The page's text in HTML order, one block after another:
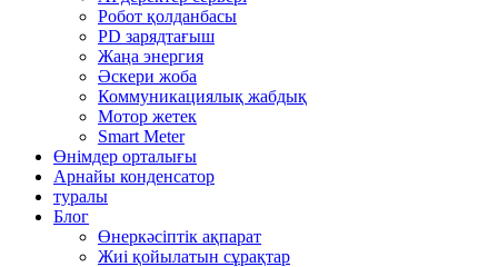
Робот қолданбасы
PD зарядтағыш
Жаңа энергия
Әскери жоба
Коммуникациялық жабдық
Мотор жетек
Smart Meter
Өнімдер орталығы
Арнайы конденсатор
туралы
Блог
Өнеркәсіптік ақпарат
Жиі қойылатын сұрақтар